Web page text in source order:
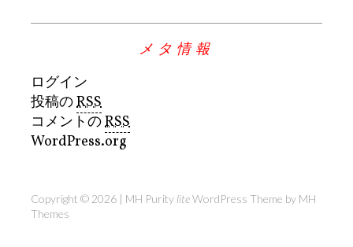
メタ情報
ログイン
投稿のRSS
コメントのRSS
WordPress.org
Copyright © 2026 | MH Purity liteWordPress Theme by MH
Themes